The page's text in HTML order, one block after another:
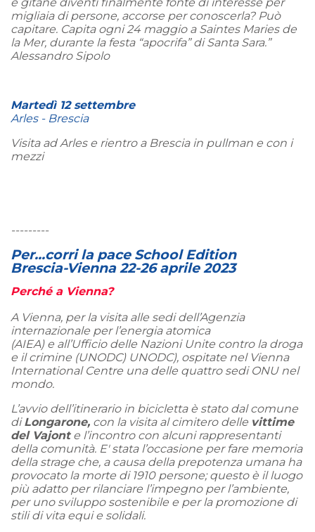
migliaia di persone, accorse per conoscerla? Può
capitare. Capita ogni 24 maggio a Saintes Maries de
la Mer, durante la festa “apocrifa” di Santa Sara.”
Alessandro Sipolo
Martedì 12 settembre
Arles - Brescia
Visita ad Arles e rientro a Brescia in pullman e con i
mezzi
---------
Per...corri la pace School Edition
Brescia-Vienna 22-26 aprile 2023
Perché a Vienna?
A Vienna, per la visita alle sedi dell’Agenzia
internazionale per l’energia atomica
(AIEA) e all’Ufficio delle Nazioni Unite contro la droga
e il crimine (UNODC) UNODC), ospitate nel Vienna
International Centre una delle quattro sedi ONU nel
mondo.
L’avvio dell’itinerario in bicicletta è stato dal comune
diLongarone, con la visita al cimitero delle vittime
del Vajonte l’incontro con alcuni rappresentanti
della comunità. E' stata l’occasione per fare memoria
della strage che, a causa della prepotenza umana ha
provocato la morte di 1910 persone; questo è il luogo
più adatto per rilanciare l’impegno per l’ambiente,
per uno sviluppo sostenibile e per la promozione di
stili di vita equi e solidali.